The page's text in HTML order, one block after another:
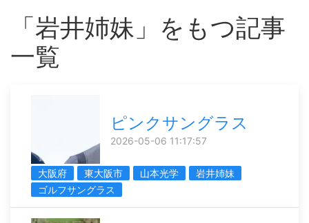
「岩井姉妹」をもつ記事
一覧
ピンクサングラス
2026-05-06 11:17:57
大阪府 東大阪市 山本光学
岩井姉妹
ゴルフサングラス